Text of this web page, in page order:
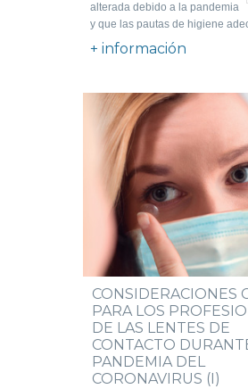
alterada debido a la pandemia
y que las pautas de higiene
+ información
CONSIDERACIONES
PARA LOS
DE LAS LENTES DE
CONTACTO
PANDEMIA DEL
CORONAVIRUS (I)